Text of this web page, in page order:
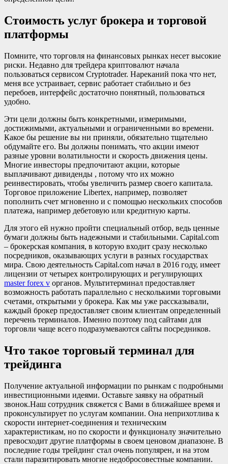
Стоимость услуг брокера и торговой
платформы
Помните, что торговля на финансовых рынках несет высокие
риски. Недавно для трейдера криптовалют начала
пользоваться сервисом Cryptotrader. Нареканий пока что нет,
меня все устраивает, сервис работает стабильно и без
перебоев, интерфейс достаточно понятный, пользоваться
удобно.
Эти цели должны быть конкретными, измеримыми,
достижимыми, актуальными и ограниченными во времени.
Какое бы решение вы ни приняли, обязательно тщательно
обдумайте его. Вы должны понимать, что акции имеют
разные уровни волатильности и скорость движения цены.
Многие инвесторы предпочитают акции, которые
выплачивают дивиденды , потому что их можно
реинвестировать, чтобы увеличить размер своего капитала.
Торговое приложение Libertex, например, позволяет
пополнить счет мгновенно и с помощью нескольких способов
платежа, например дебетовую или кредитную карты.
Для этого ей нужно пройти специальный отбор, ведь ценные
бумаги должны быть надежными и стабильными. Capital.com
– брокерская компания, в которую входит сразу несколько
посредников, оказывающих услуги в разных государствах
мира. Свою деятельность Capital.com начал в 2016 году, имеет
лицензии от четырех контролирующих и регулирующих
master forex v органов. Мультитерминал предоставляет
возможность работать параллельно с несколькими торговыми
счетами, открытыми у брокера. Как мы уже рассказывали,
каждый брокер предоставляет своим клиентам определенный
перечень терминалов. Именно поэтому под сайтами для
торговли чаще всего подразумеваются сайты посредников.
Что такое торговый терминал для
трейдинга
Получение актуальной информации по рынкам с подробными
инвестиционными идеями. Оставьте заявку на обратный
звонок.Наш сотрудник свяжется с Вами в ближайшее время и
проконсультирует по услугам компании. Она неприхотлива к
скорости интернет-соединения и техническим
характеристикам, но по скорости и функционалу значительно
превосходит другие платформы в своем ценовом диапазоне. В
последние годы трейдинг стал очень популярен, и на этом
стали паразитировать многие недобросовестные компании.